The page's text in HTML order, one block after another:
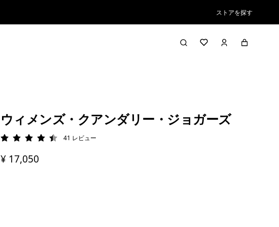
ストアを探す
ウィメンズ・クアンダリー・ジョガーズ
評価: 4.5 / 5
41 レビュー
¥ 17,050